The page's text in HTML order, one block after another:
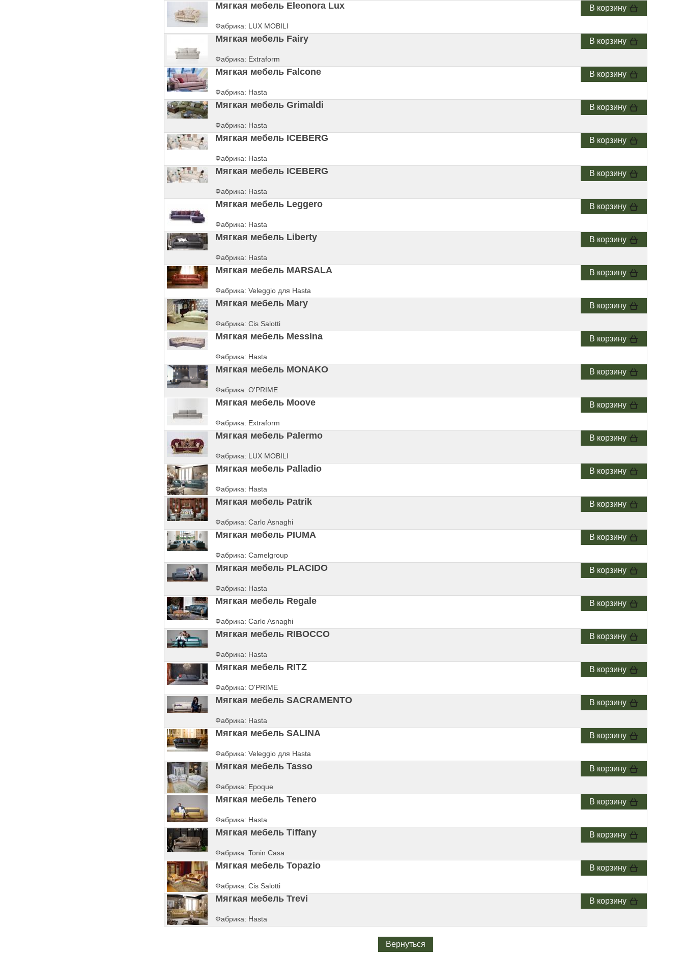
Мягкая мебель Eleonora Lux
Фабрика: LUX MOBILI
В корзину
Мягкая мебель Fairy
Фабрика: Extraform
В корзину
Мягкая мебель Falcone
Фабрика: Hasta
В корзину
Мягкая мебель Grimaldi
Фабрика: Hasta
В корзину
Мягкая мебель ICEBERG
Фабрика: Hasta
В корзину
Мягкая мебель ICEBERG
Фабрика: Hasta
В корзину
Мягкая мебель Leggero
Фабрика: Hasta
В корзину
Мягкая мебель Liberty
Фабрика: Hasta
В корзину
Мягкая мебель MARSALA
Фабрика: Veleggio для Hasta
В корзину
Мягкая мебель Mary
Фабрика: Cis Salotti
В корзину
Мягкая мебель Messina
Фабрика: Hasta
В корзину
Мягкая мебель MONAKO
Фабрика: O'PRIME
В корзину
Мягкая мебель Moove
Фабрика: Extraform
В корзину
Мягкая мебель Palermo
Фабрика: LUX MOBILI
В корзину
Мягкая мебель Palladio
Фабрика: Hasta
В корзину
Мягкая мебель Patrik
Фабрика: Carlo Asnaghi
В корзину
Мягкая мебель PIUMA
Фабрика: Camelgroup
В корзину
Мягкая мебель PLACIDO
Фабрика: Hasta
В корзину
Мягкая мебель Regale
Фабрика: Carlo Asnaghi
В корзину
Мягкая мебель RIBOCCO
Фабрика: Hasta
В корзину
Мягкая мебель RITZ
Фабрика: O'PRIME
В корзину
Мягкая мебель SACRAMENTO
Фабрика: Hasta
В корзину
Мягкая мебель SALINA
Фабрика: Veleggio для Hasta
В корзину
Мягкая мебель Tasso
Фабрика: Epoque
В корзину
Мягкая мебель Tenero
Фабрика: Hasta
В корзину
Мягкая мебель Tiffany
Фабрика: Tonin Casa
В корзину
Мягкая мебель Topazio
Фабрика: Cis Salotti
В корзину
Мягкая мебель Trevi
Фабрика: Hasta
В корзину
Вернуться